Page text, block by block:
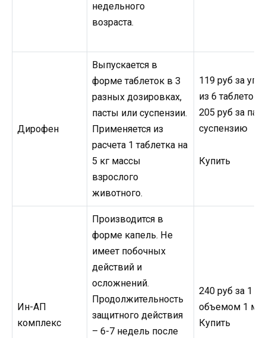
недельного
возраста.
Дирофен
Выпускается в
форме таблеток в 3
разных дозировках,
пасты или суспензии.
Применяется из
расчета 1 таблетка на
5 кг массы
взрослого
животного.
119 руб за
из 6 таблеток
205 руб за
суспензию
Купить
Ин-АП
комплекс
Производится в
форме капель. Не
имеет побочных
действий и
осложнений.
Продолжительность
защитного действия
– 6-7 недель после
240 руб за 1
объемом 1 мл
Купить